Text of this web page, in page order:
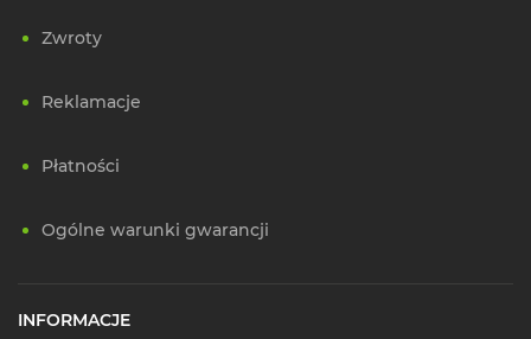
Zwroty
Reklamacje
Płatności
Ogólne warunki gwarancji
INFORMACJE